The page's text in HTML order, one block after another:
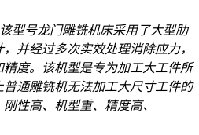
该型号龙门雕铣机床采用了大型肋
并经过多次实效处理消除应力，
度。该机型是专为加工大工件所
通雕铣机无法加工大尺寸工件的
性高、机型重、精度高、